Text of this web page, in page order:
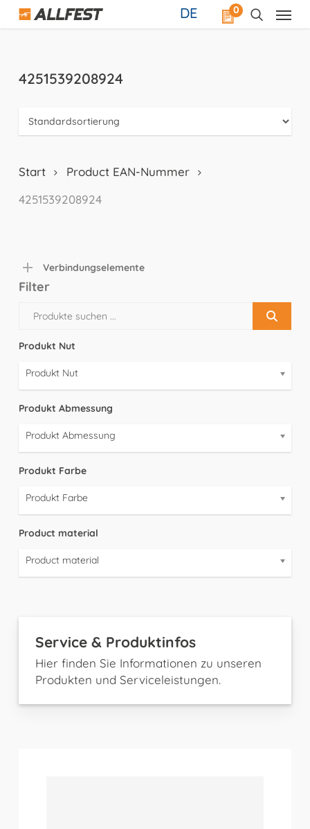
Skip
0
DE
4251539208924
Start
Product EAN-Nummer
4251539208924
Verbindungselemente
Filter
Produkt Nut
Produkt Nut
Produkt Abmessung
Produkt Abmessung
Produkt Farbe
Produkt Farbe
Product material
Product material
Service & Produktinfos
Hier finden Sie Informationen zu unseren
Produkten und Serviceleistungen.